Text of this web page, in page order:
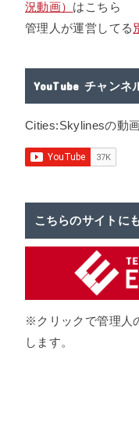
況動画） はこちら
管理人が運営してる
YouTube チャンネ
Cities:Skylinesの動
こちらのサイトに
※クリックで管理人
します。